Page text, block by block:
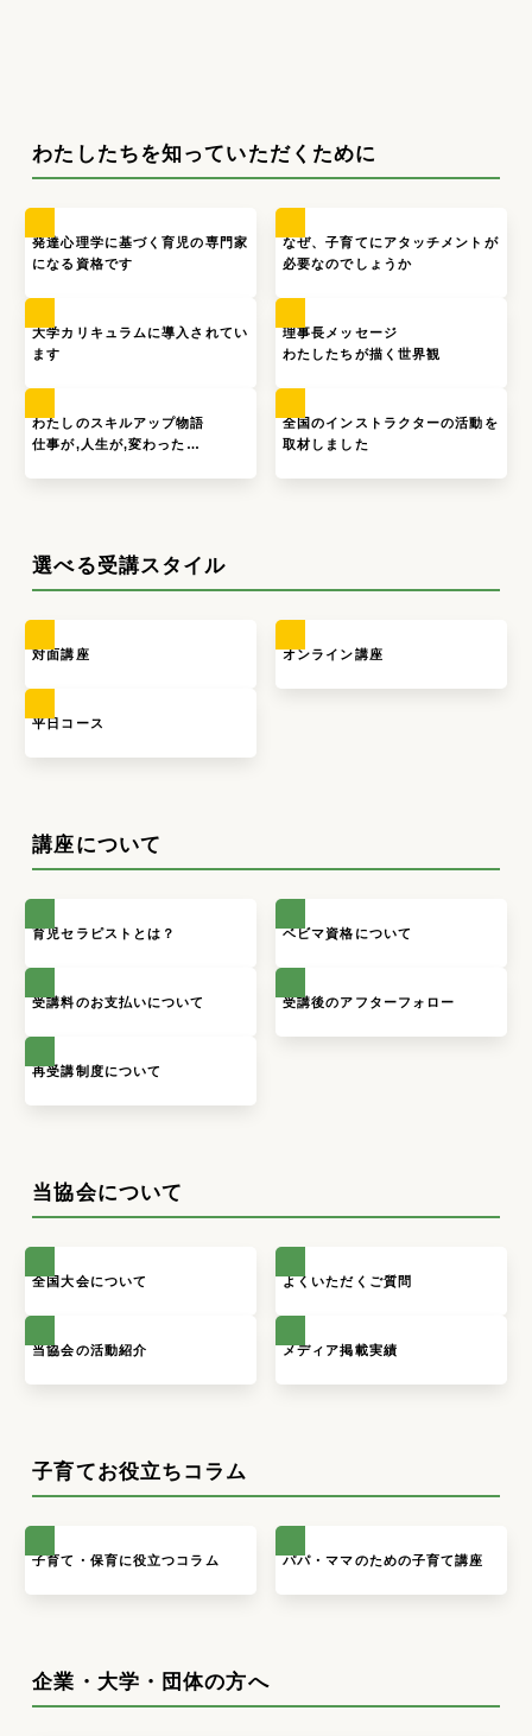
わたしたちを知っていただくために
発達心理学に基づく育児の専門家
になる資格です
なぜ、子育てにアタッチメントが
必要なのでしょうか
大学カリキュラムに導入されてい
ます
理事長メッセージ
わたしたちが描く世界観
わたしのスキルアップ物語
仕事が,人生が,変わった…
全国のインストラクターの活動を
取材しました
選べる受講スタイル
対面講座 オンライン講座
平日コース
講座について
育児セラピストとは？ ベビマ資格について
受講料のお支払いについて 受講後のアフターフォロー
再受講制度について
当協会について
全国大会について よくいただくご質問
当協会の活動紹介 メディア掲載実績
子育てお役立ちコラム
子育て・保育に役立つコラム パパ・ママのための子育て講座
企業・大学・団体の方へ